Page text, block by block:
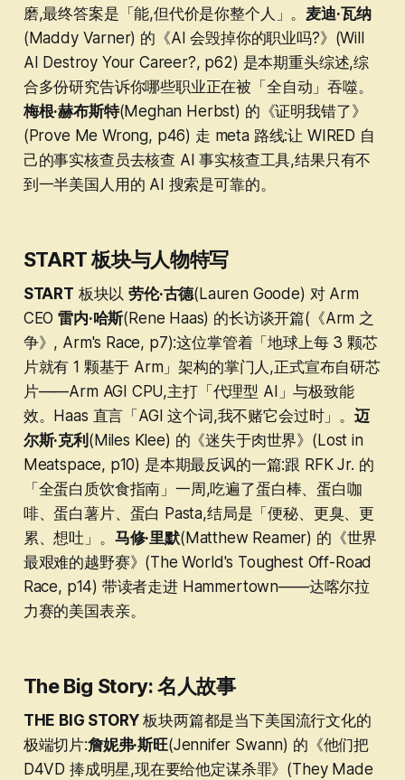
磨,最终答案是「能,但代价是你整个人」。 麦迪·瓦纳
(Maddy Varner) 的《AI 会毁掉你的职业吗?》(Will
AI Destroy Your Career?, p62) 是本期重头综述,综
合多份研究告诉你哪些职业正在被「全自动」吞噬。
梅根·赫布斯特(Meghan Herbst) 的《证明我错了》
(Prove Me Wrong, p46) 走 meta 路线:让 WIRED 自
己的事实核查员去核查 AI 事实核查工具,结果只有不
到一半美国人用的 AI 搜索是可靠的。
START 板块与人物特写
START 板块以劳伦·古德(Lauren Goode) 对 Arm
CEO雷内·哈斯(Rene Haas) 的长访谈开篇(《Arm 之
争》, Arm's Race, p7):这位掌管着「地球上每 3 颗芯
片就有 1 颗基于 Arm」架构的掌门人,正式宣布自研芯
片——Arm AGI CPU,主打「代理型 AI」与极致能
效。Haas 直言「AGI 这个词,我不赌它会过时」。迈
尔斯·克利 (Miles Klee) 的《迷失于肉世界》(Lost in
Meatspace, p10) 是本期最反讽的一篇:跟 RFK Jr. 的
「全蛋白质饮食指南」一周,吃遍了蛋白棒、蛋白咖
啡、蛋白薯片、蛋白 Pasta,结局是「便秘、更臭、更
累、想吐」。 马修·里默(Matthew Reamer) 的《世界
最艰难的越野赛》(The World's Toughest Off-Road
Race, p14) 带读者走进 Hammertown——达喀尔拉
力赛的美国表亲。
The Big Story: 名人故事
THE BIG STORY板块两篇都是当下美国流行文化的
极端切片:詹妮弗·斯旺(Jennifer Swann) 的《他们把
D4VD 捧成明星,现在要给他定谋杀罪》(They Made